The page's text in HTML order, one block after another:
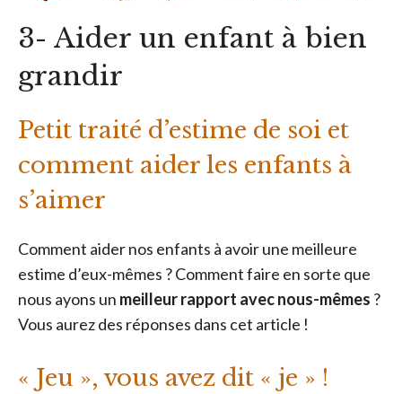
3- Aider un enfant à bien
grandir
Petit traité d’estime de soi et
comment aider les enfants à
s’aimer
Comment aider nos enfants à avoir une meilleure
estime d’eux-mêmes ? Comment faire en sorte que
nous ayons un meilleur rapport avec nous-mêmes ?
Vous aurez des réponses dans cet article !
« Jeu », vous avez dit « je » !